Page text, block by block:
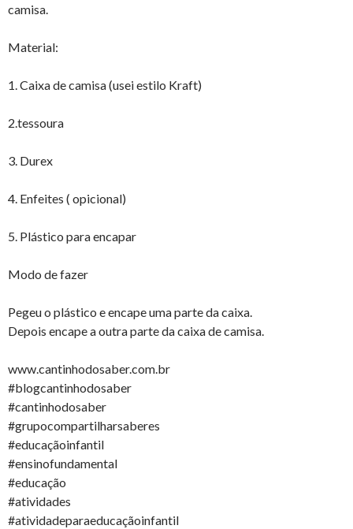
camisa.
Material:
1. Caixa de camisa (usei estilo Kraft)
2.tessoura
3. Durex
4. Enfeites ( opicional)
5. Plástico para encapar
Modo de fazer
Pegeu o plástico e encape uma parte da caixa.
Depois encape a outra parte da caixa de camisa.
www.cantinhodosaber.com.br
#blogcantinhodosaber
#cantinhodosaber
#grupocompartilharsaberes
#educaçãoinfantil
#ensinofundamental
#educação
#atividades
#atividadeparaeducaçãoinfantil